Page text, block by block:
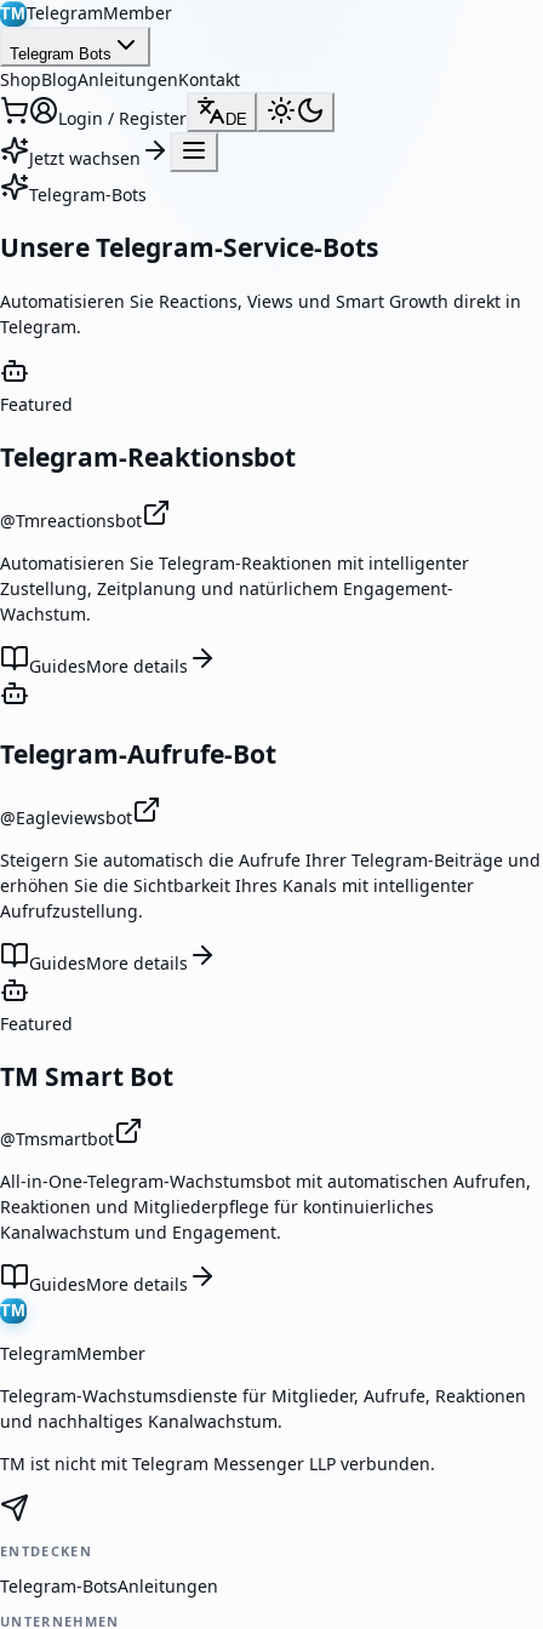
TMTelegramMember
Telegram Bots
ShopBlogAnleitungenKontakt
Login / Register
DE
Jetzt wachsen
Telegram-Bots
Unsere Telegram-Service-Bots
Automatisieren Sie Reactions, Views und Smart Growth direkt in
Telegram.
Featured
Telegram-Reaktionsbot
@Tmreactionsbot
Automatisieren Sie Telegram-Reaktionen mit intelligenter
Zustellung, Zeitplanung und natürlichem Engagement-
Wachstum.
GuidesMore details
Telegram-Aufrufe-Bot
@Eagleviewsbot
Steigern Sie automatisch die Aufrufe Ihrer Telegram-Beiträge und
erhöhen Sie die Sichtbarkeit Ihres Kanals mit intelligenter
Aufrufzustellung.
GuidesMore details
Featured
TM Smart Bot
@Tmsmartbot
All-in-One-Telegram-Wachstumsbot mit automatischen Aufrufen,
Reaktionen und Mitgliederpflege für kontinuierliches
Kanalwachstum und Engagement.
GuidesMore details
TM
TelegramMember
Telegram-Wachstumsdienste für Mitglieder, Aufrufe, Reaktionen
und nachhaltiges Kanalwachstum.
TM ist nicht mit Telegram Messenger LLP verbunden.
ENTDECKEN
Telegram-BotsAnleitungen
UNTERNEHMEN